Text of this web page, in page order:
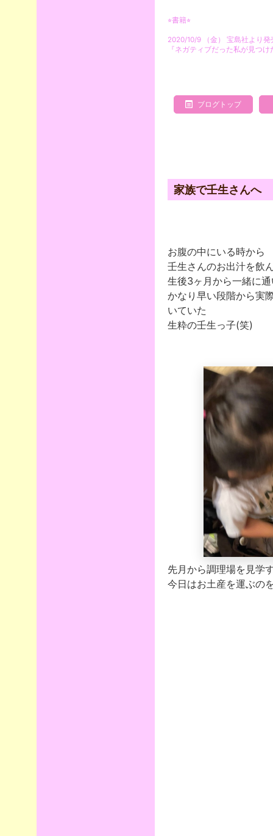
⭐︎書籍⭐︎
2020/10/9 （金） 宝島社より発
『ネガティブだった私が見つ
ブログトップ
家族で壬生さんへ
お腹の中にいる時から
壬生さんのお出汁を飲
生後3ヶ月から一緒に
かなり早い段階から実
いていた
生粋の壬生っ子(笑)
先月から調理場を見学
今日はお土産を運ぶの